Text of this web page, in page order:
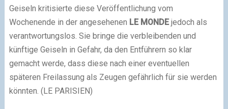
Geiseln kritisierte diese Veröffentlichung vom
Wochenende in der angesehenen LE MONDEjedoch als
verantwortungslos. Sie bringe die verbleibenden und
künftige Geiseln in Gefahr, da den Entführern so klar
gemacht werde, dass diese nach einer eventuellen
späteren Freilassung als Zeugen gefährlich für sie werden
könnten. (LE PARISIEN)